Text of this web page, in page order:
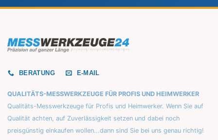
BERATUNG E-MAIL
QUALITÄTS-MESSWERKZEUGE FÜR PROFIS UND HEIMWERKER
Qualitäts-Messwerkzeuge für Profis und Heimwerker. Wenn Sie auf
Qualität achten, auf Zuverlässigkeit setzen und dabei noch
preisgünstig einkaufen wollen...dann sind Sie bei uns genau richtig!